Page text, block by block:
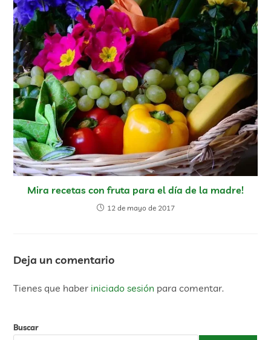
Mira recetas con fruta para el día de la madre!
12 de mayo de 2017
Deja un comentario
Tienes que haber iniciado sesión para comentar.
Buscar